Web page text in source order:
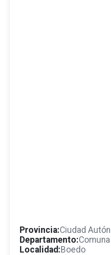
Provincia:Ciudad
Departamento:
Localidad:Boedo